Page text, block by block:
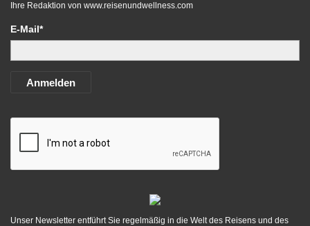
Ihre Redaktion von www.reisenundwellness.com
E-Mail*
Anmelden
Unser Newsletter entführt Sie regelmäßig in die Welt des Reisens und des